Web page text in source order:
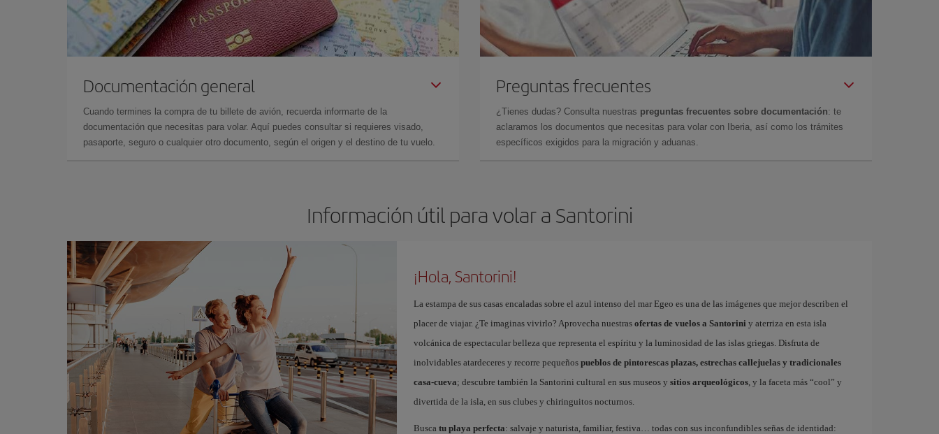
Documentación general
Cuando termines la compra de tu billete de avión, recuerda informarte de la
documentación que necesitas para volar. Aquí puedes consultar si requieres visado,
pasaporte, seguro o cualquier otro documento, según el origen y el destino de tu vuelo.
Preguntas frecuentes
¿Tienes dudas? Consulta nuestras preguntas frecuentes sobre documentación: te
aclaramos los documentos que necesitas para volar con Iberia, así como los trámites
específicos exigidos para la migración y aduanas.
Información útil para volar a Santorini
¡Hola, Santorini!
La estampa de sus casas encaladas sobre el azul intenso del mar Egeo es una de las imágenes que mejor describen el
placer de viajar. ¿Te imaginas vivirlo? Aprovecha nuestras ofertas de vuelos a Santorini y aterriza en esta isla
volcánica de espectacular belleza que representa el espíritu y la luminosidad de las islas griegas. Disfruta de
inolvidables atardeceres y recorre pequeños pueblos de pintorescas plazas, estrechas callejuelas y tradicionales
casa-cueva; descubre también la Santorini cultural en sus museos y sitios arqueológicos, y la faceta más “cool” y
divertida de la isla, en sus clubes y chiringuitos nocturnos.
Busca tu playa perfecta: salvaje y naturista, familiar, festiva… todas con sus inconfundibles señas de identidad: